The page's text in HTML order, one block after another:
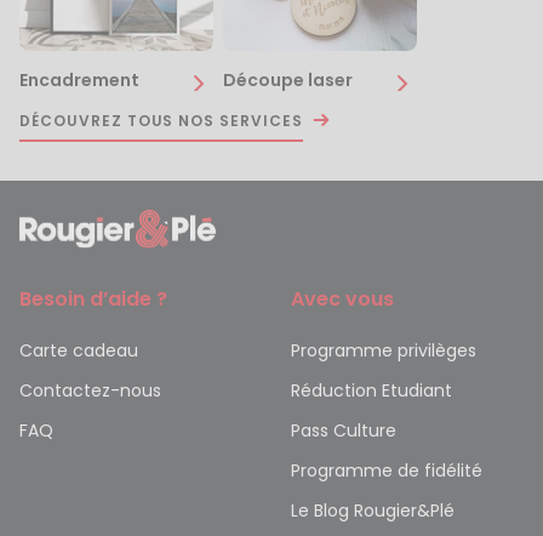
Encadrement Découpe laser
DÉCOUVREZ TOUS NOS SERVICES
Besoin d’aide ?
Carte cadeau
Contactez-nous
FAQ
Avec vous
Programme privilèges
Réduction Etudiant
Pass Culture
Programme de fidélité
Le Blog Rougier&Plé